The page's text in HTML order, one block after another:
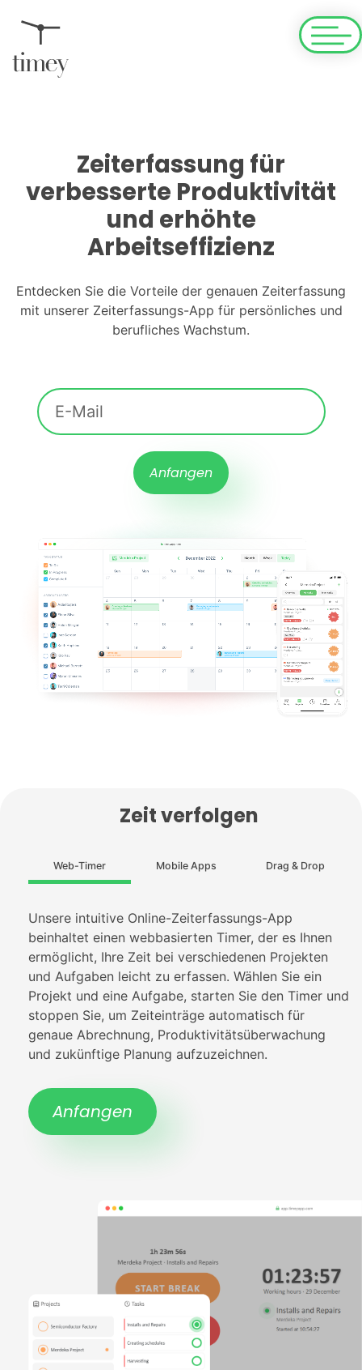
Zeiterfassung für
verbesserte Produktivität
und erhöhte
Arbeitseffizienz
Entdecken Sie die Vorteile der genauen Zeiterfassung
mit unserer Zeiterfassungs-App für persönliches und
berufliches Wachstum.
Anfangen
Zeit verfolgen
Web-Timer Mobile Apps Drag & Drop
Unsere intuitive Online-Zeiterfassungs-App
beinhaltet einen webbasierten Timer, der es Ihnen
ermöglicht, Ihre Zeit bei verschiedenen Projekten
und Aufgaben leicht zu erfassen. Wählen Sie ein
Projekt und eine Aufgabe, starten Sie den Timer und
stoppen Sie, um Zeiteinträge automatisch für
genaue Abrechnung, Produktivitätsüberwachung
und zukünftige Planung aufzuzeichnen.
Anfangen